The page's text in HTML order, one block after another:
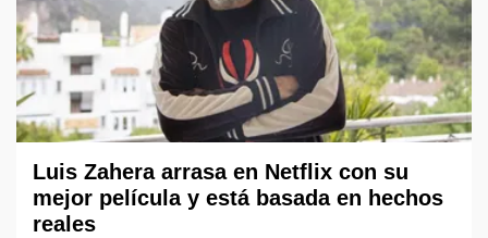
Luis Zahera arrasa en Netflix con su
mejor película y está basada en hechos
reales